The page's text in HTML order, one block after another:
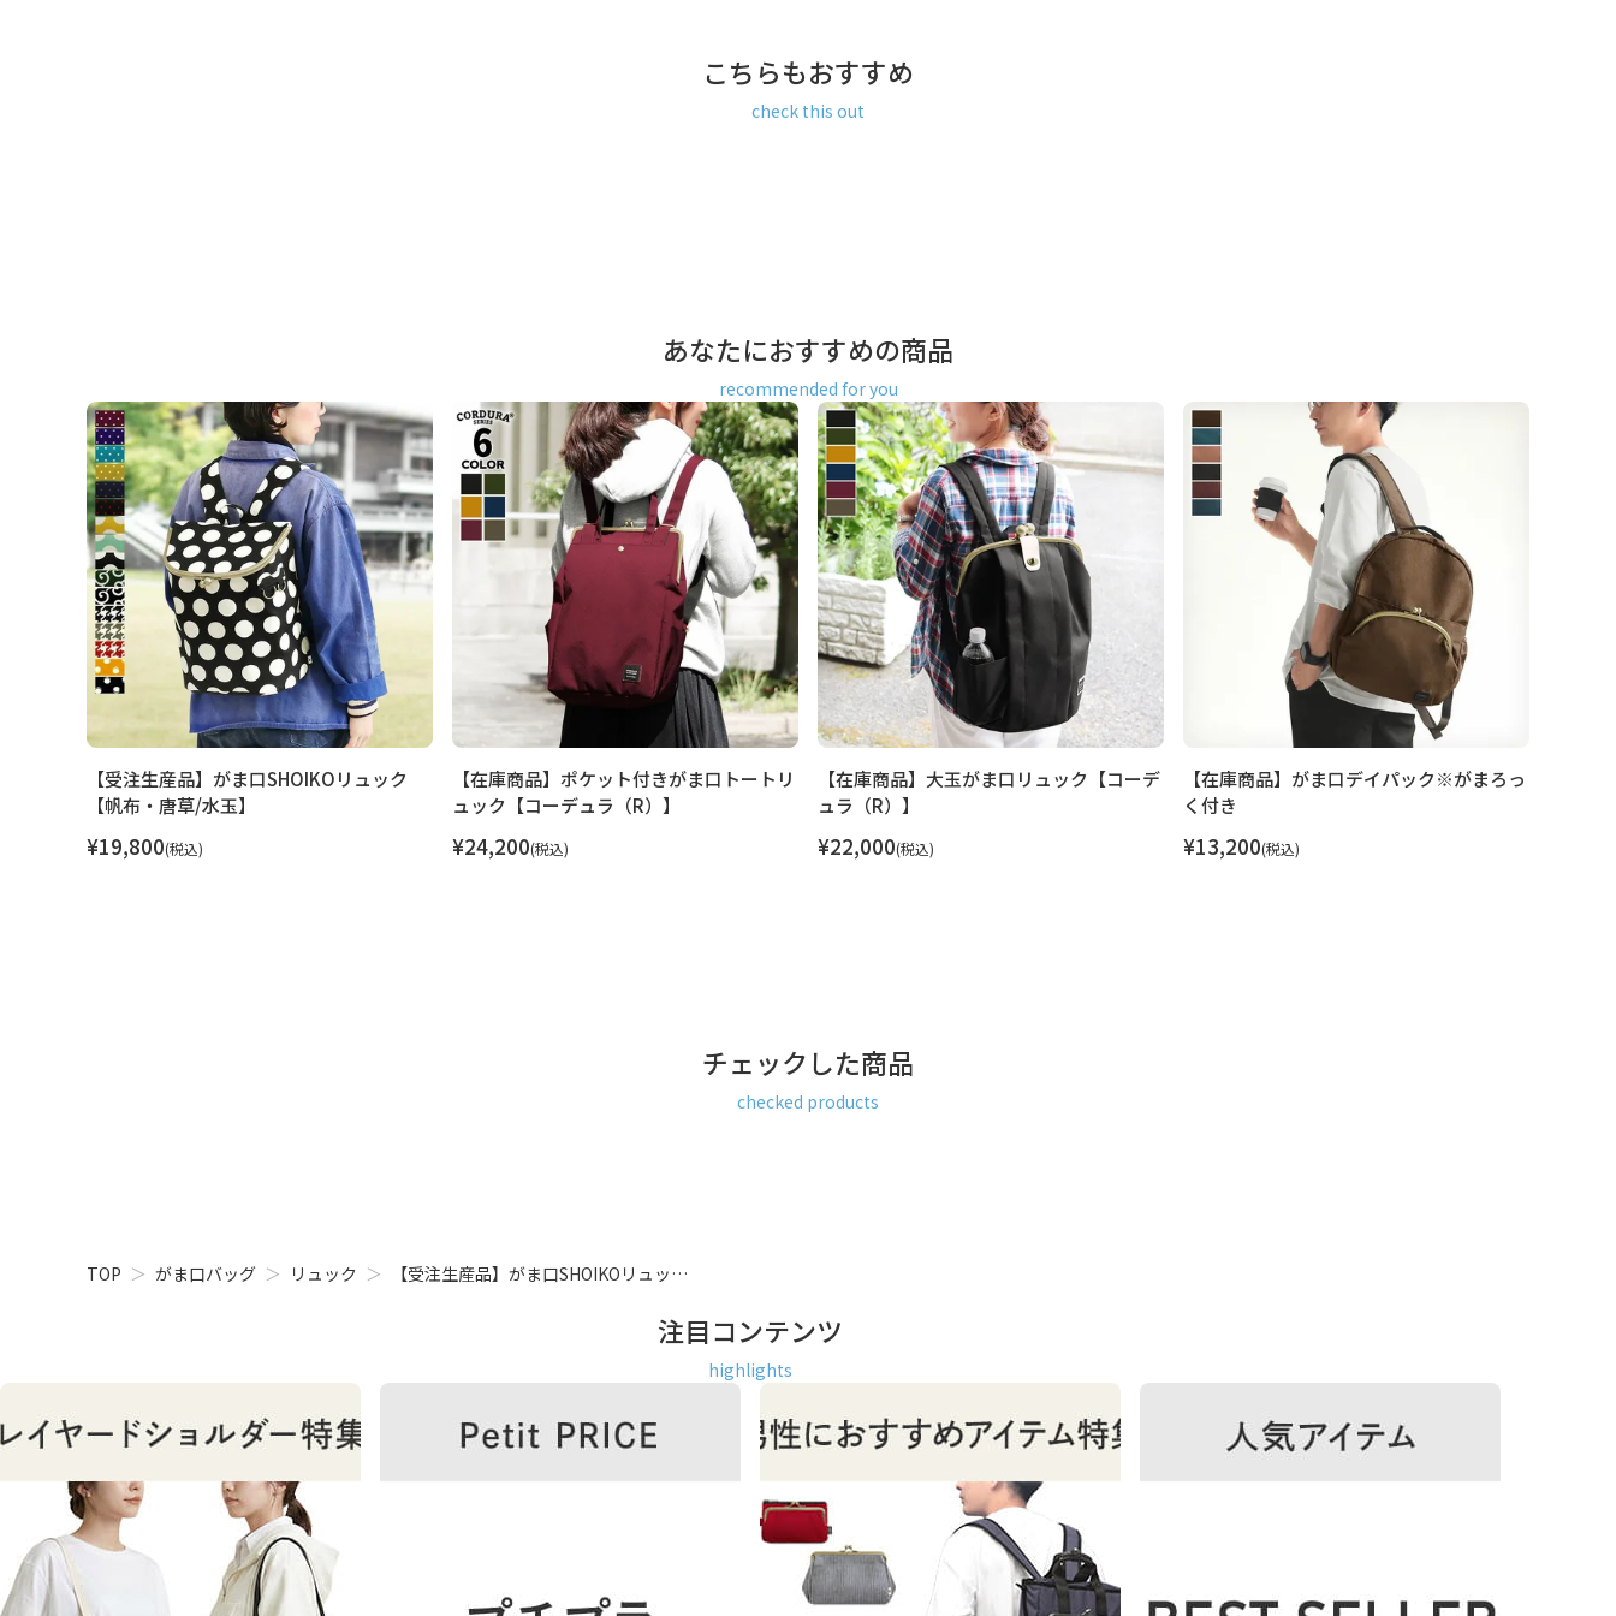
クレジットカード決済、Amazon Pay、PayPay、楽天ペイをご選択の場合、シス
テムの都合上、商品発送前にご請求させて頂く場合がございます。何卒ご了承下
さいますようお願い申し上げます。
規約に基づき返品、キャンセルもお受付でき
ます。
発送方法
ゆうパック：全国一律770円日時指定可能
※10,000円以上ご購入頂いた場合は送料無料になります。
商品説明
ガバッと開いて出し入れ楽々。背負いやすいリュック。
昔ながらの背負子（しょいこ）をヒントに作った、AYANOKOJIオリジナルのがま
口SHOIKOリュックです。A4サイズもお弁当やマイボトルも楽々入るので、自転
車通勤にもオススメのリュックです。
上部のがま口を開けると中が巾着仕様になっているので、ヒモを縛っておけば中身
が落ちたりする事もなく、安心。開口部は大きく開くのでA4サイズのノートやフ
外見はポケットのないシンプルなリュックですが、本体に内ポケット、天蓋裏に
はファスナーポケットがあり、小物の仕分けやカギを収納するのに便利です。
軽量で堅牢度に優れたコーデュラ（R）を使用。ハードな使用を想定した素材で、
こちらもおすすめ
check this out
あなたにおすすめの商品
recommended for you
【受注生産品】がま口SHOIKOリュック
【帆布・唐草/水玉】
¥19,800 税込
【在庫商品】ポケット付きがま口トートリ
ュック【コーデュラ（R）】
¥24,200 税込
【在庫商品】大玉がま口リュック【コーデ
ュラ（R）】
¥22,000 税込
【在庫商品】がま口デイパック※がまろっ
く付き
¥13,200 税込
チェックした商品
checked products
TOP がま口バッグ リュック 【受注生産品】がま口SHOIKOリュッ…
注目コンテンツ
highlights